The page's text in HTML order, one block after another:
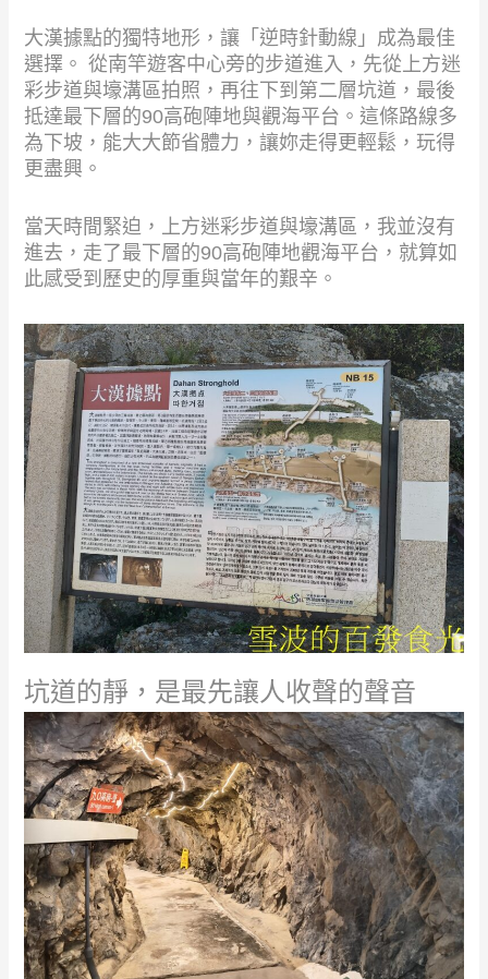
大漢據點的獨特地形，讓「逆時針動線」成為最佳
選擇。 從南竿遊客中心旁的步道進入，先從上方迷
彩步道與壕溝區拍照，再往下到第二層坑道，最後
抵達最下層的90高砲陣地與觀海平台。這條路線多
為下坡，能大大節省體力，讓妳走得更輕鬆，玩得
更盡興。
當天時間緊迫，上方迷彩步道與壕溝區，我並沒有
進去，走了最下層的90高砲陣地觀海平台，就算如
此感受到歷史的厚重與當年的艱辛。
坑道的靜，是最先讓人收聲的聲音